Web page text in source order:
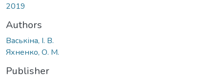
2019
Authors
Васькіна, І. В.
Яхненко, О. М.
Publisher